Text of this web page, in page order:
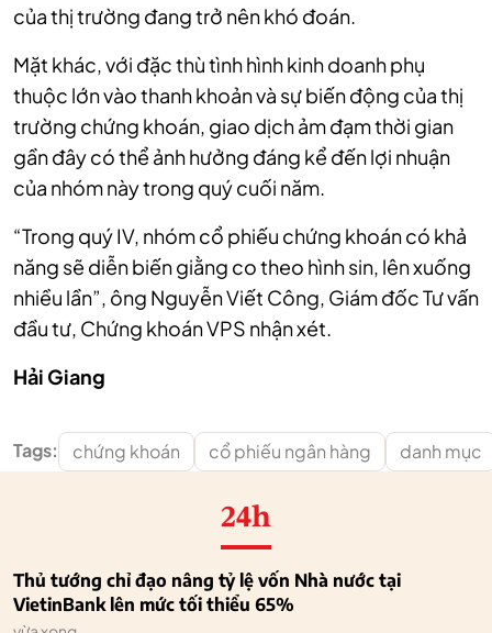
của thị trường đang trở nên khó đoán.
Mặt khác, với đặc thù tình hình kinh doanh phụ
thuộc lớn vào thanh khoản và sự biến động của thị
trường chứng khoán, giao dịch ảm đạm thời gian
gần đây có thể ảnh hưởng đáng kể đến lợi nhuận
của nhóm này trong quý cuối năm.
“Trong quý IV, nhóm cổ phiếu chứng khoán có khả
năng sẽ diễn biến giằng co theo hình sin, lên xuống
nhiều lần”, ông Nguyễn Viết Công, Giám đốc Tư vấn
đầu tư, Chứng khoán VPS nhận xét.
Hải Giang
Tags: chứng khoán cổ phiếu ngân hàng danh mục
24h
Thủ tướng chỉ đạo nâng tỷ lệ vốn Nhà nước tại
VietinBank lên mức tối thiểu 65%